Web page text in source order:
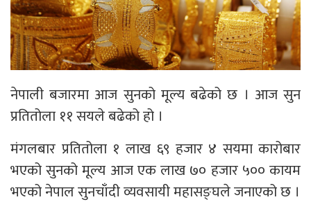
नेपाली बजारमा आज सुनको मूल्य बढेको छ । आज सुन
प्रतितोला ११ सयले बढेको हो ।
मंगलबार प्रतितोला १ लाख ६९ हजार ४ सयमा कारोबार
भएको सुनको मूल्य आज एक लाख ७० हजार ५०० कायम
भएको नेपाल सुनचाँदी व्यवसायी महासङ्घले जनाएको छ ।